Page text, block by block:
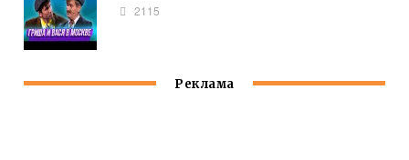
2115
Реклама